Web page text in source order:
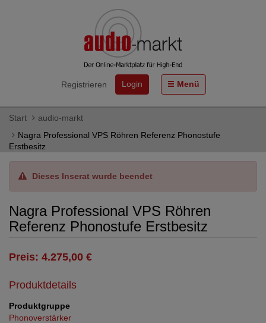
Registrieren Login Menü
Start
audio-markt
Nagra Professional VPS Röhren Referenz Phonostufe
Erstbesitz
Dieses Inserat wurde beendet
Nagra Professional VPS Röhren
Referenz Phonostufe Erstbesitz
Preis: 4.275,00 €
Produktdetails
Produktgruppe
Phonoverstärker